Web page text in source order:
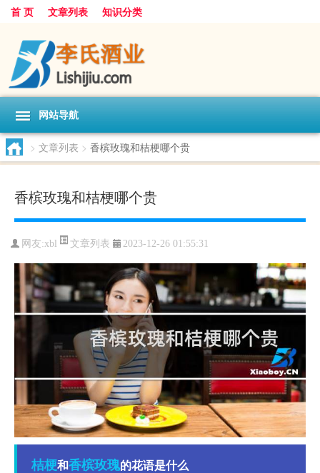
首 页 文章列表 知识分类
网站导航
> 文章列表 > 香槟玫瑰和桔梗哪个贵
香槟玫瑰和桔梗哪个贵
网友:xbl 文章列表 2023-12-26 01:55:31
桔梗和香槟玫瑰的花语是什么